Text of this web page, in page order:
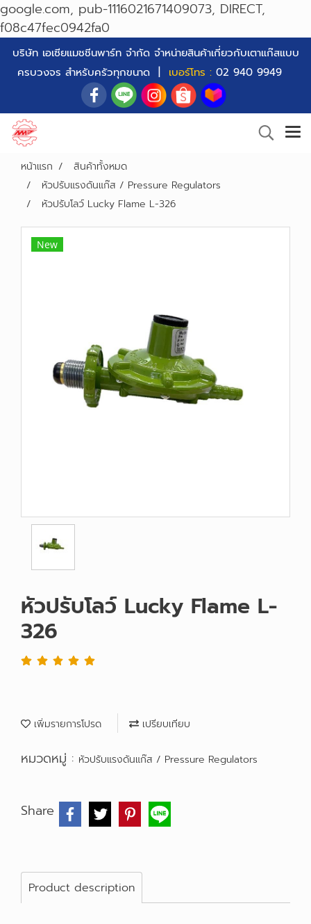
google.com, pub-1116021671409073, DIRECT,
f08c47fec0942fa0
บริษัท เอเซียแมชชีนพาร์ท จำกัด จำหน่ายสินค้าเกี่ยวกับเตาแก๊สแบบ
ครบวงจร สำหรับครัวทุกขนาด | เบอร์โทร : 02 940 9949
หน้าแรก
สินค้าทั้งหมด
หัวปรับแรงดันแก๊ส / Pressure Regulators
หัวปรับโลว์ Lucky Flame L-326
New
หัวปรับโลว์ Lucky Flame L-
326
เพิ่มรายการโปรด เปรียบเทียบ
หมวดหมู่ : หัวปรับแรงดันแก๊ส / Pressure Regulators
Share
Product description